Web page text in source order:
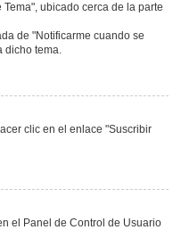
ubicado cerca de la parte
de "Notificarme cuando se
dicho tema.
clic en el enlace "Suscribir
el Panel de Control de Usuario